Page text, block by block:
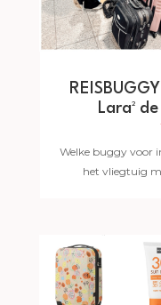
Lara²
Welke buggy voor
het vliegtuig